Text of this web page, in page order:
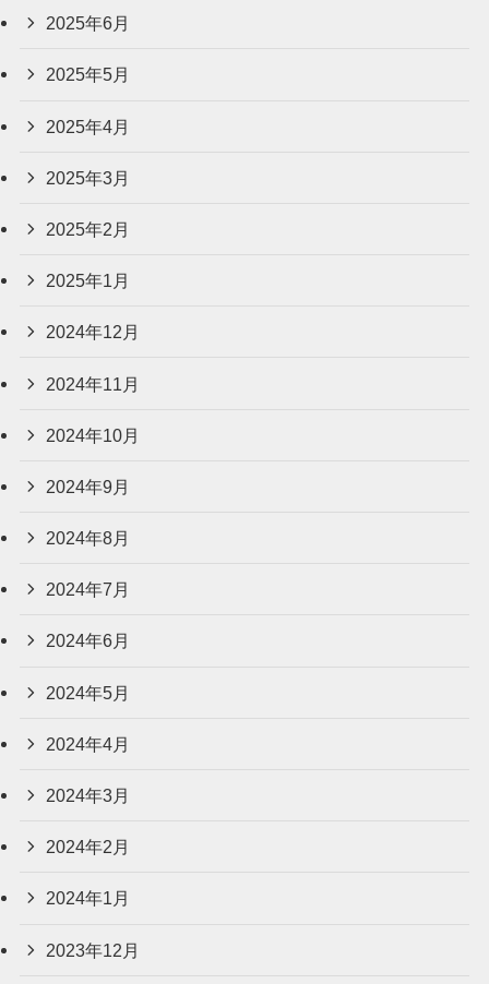
2025年6月
2025年5月
2025年4月
2025年3月
2025年2月
2025年1月
2024年12月
2024年11月
2024年10月
2024年9月
2024年8月
2024年7月
2024年6月
2024年5月
2024年4月
2024年3月
2024年2月
2024年1月
2023年12月